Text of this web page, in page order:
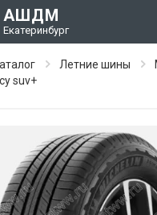
АШДМ
Екатеринбург
Летние шины
suv+